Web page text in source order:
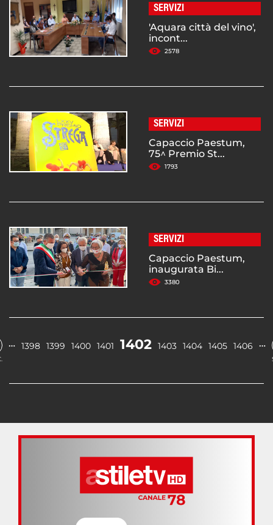
SERVIZI
'Aquara città del vino',
incont...
2578
SERVIZI
Capaccio Paestum,
75^ Premio St...
1793
SERVIZI
Capaccio Paestum,
inaugurata Bi...
3380
… 1398 1399 1400 1401 1402 1403 1404 1405 1406 …